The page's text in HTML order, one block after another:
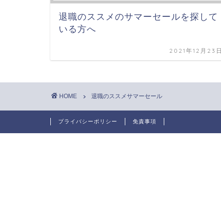
退職のススメのサマーセールを探して
いる方へ
2021年12月23
HOME 退職のススメサマーセール
プライバシーポリシー 免責事項